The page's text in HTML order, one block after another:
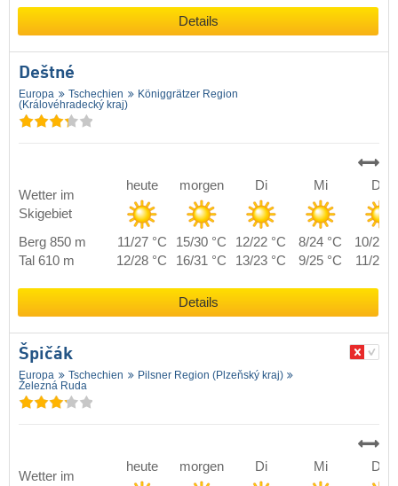
Details
Deštné
Europa Tschechien
Königgrätzer Region
(Královéhradecký kraj)
Wetter im
Skigebiet
heute morgen Di Mi Do
Berg 850 m 11/27 °C 15/30 °C 12/22 °C 8/24 °C
10/25
Tal 610 m
12/28 °C 16/31 °C 13/23 °C 9/25 °C 11/26
Details
Špičák
Europa Tschechien
Pilsner Region (Plzeňský kraj)
Železná Ruda
Wetter im
heute morgen Di Mi Do